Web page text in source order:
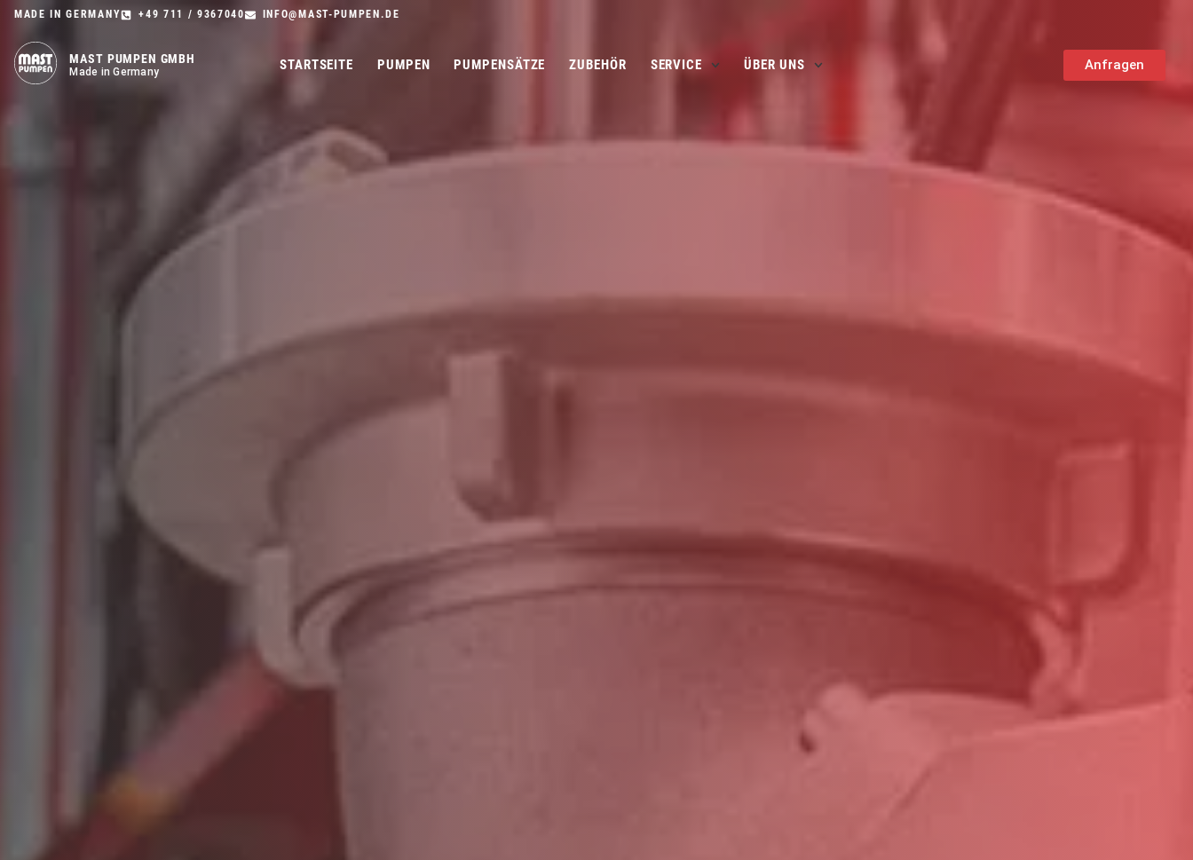
MADE IN GERMANY +49 711 / 9367040 INFO@MAST-PUMPEN.DE
MAST PUMPEN GMBH
Made in Germany STARTSEITE PUMPEN PUMPENSÄTZE ZUBEHÖR SERVICE ÜBER UNS Anfragen